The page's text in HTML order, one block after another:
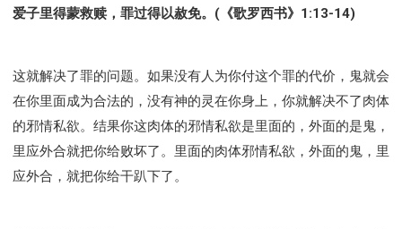
爱子里得蒙救赎，罪过得以赦免。(《歌罗西书》1:13-14)
这就解决了罪的问题。如果没有人为你付这个罪的代价，鬼就会
在你里面成为合法的，没有神的灵在你身上，你就解决不了肉体
的邪情私欲。结果你这肉体的邪情私欲是里面的，外面的是鬼，
里应外合就把你给败坏了。里面的肉体邪情私欲，外面的鬼，里
应外合，就把你给干趴下了。